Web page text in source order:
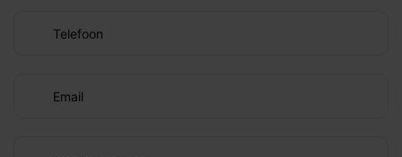
Telefoon
Email